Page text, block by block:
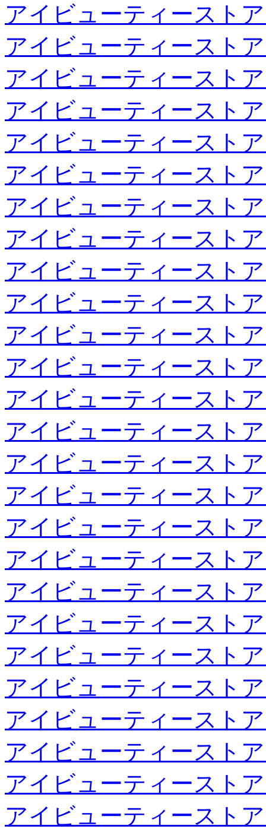
アイビューティースト
アイビューティースト
アイビューティースト
アイビューティースト
アイビューティースト
アイビューティースト
アイビューティースト
アイビューティースト
アイビューティースト
アイビューティースト
アイビューティースト
アイビューティースト
アイビューティースト
アイビューティースト
アイビューティースト
アイビューティースト
アイビューティースト
アイビューティースト
アイビューティースト
アイビューティースト
アイビューティースト
アイビューティースト
アイビューティースト
アイビューティースト
アイビューティースト
アイビューティースト